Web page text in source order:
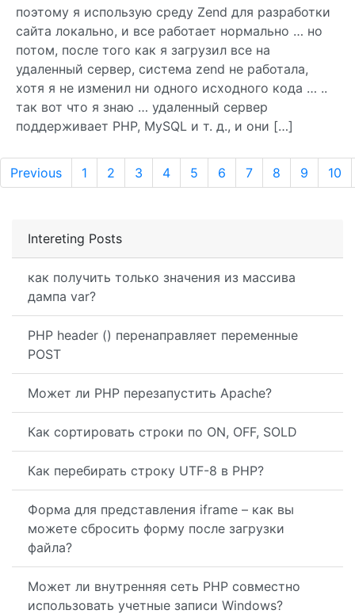
поэтому я использую среду Zend для разработки
сайта локально, и все работает нормально … но
потом, после того как я загрузил все на
удаленный сервер, система zend не работала,
хотя я не изменил ни одного исходного кода … ..
так вот что я знаю … удаленный сервер
поддерживает PHP, MySQL и т. д., и они […]
Previous 1 2 3 4 5 6 7 8 9 10
Intereting Posts
как получить только значения из массива
дампа var?
PHP header () перенаправляет переменные
POST
Может ли PHP перезапустить Apache?
Как сортировать строки по ON, OFF, SOLD
Как перебирать строку UTF-8 в PHP?
Форма для представления iframe – как вы
можете сбросить форму после загрузки
файла?
Может ли внутренняя сеть PHP совместно
использовать учетные записи Windows?